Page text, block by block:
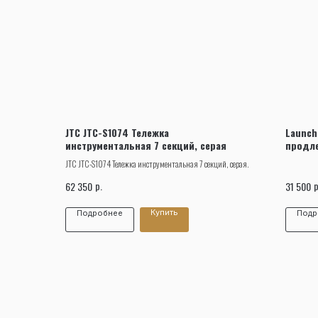
JTC JTC-S1074 Тележка
инструментальная 7 секций, серая
JTC JTC-S1074 Тележка инструментальная 7 секций, серая.
62 350 р.
Подробнее Купить
31 500